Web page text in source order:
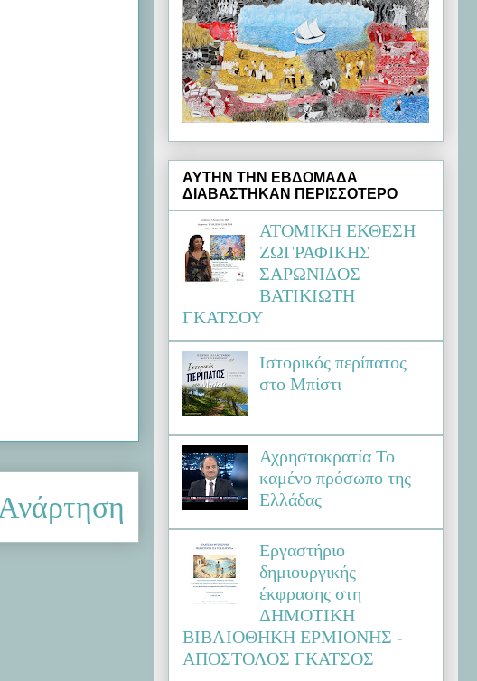
ΑΥΤΗΝ ΤΗΝ ΕΒΔΟΜΑΔΑ
ΔΙΑΒΑΣΤΗΚΑΝ ΠΕΡΙΣΣΟΤΕΡΟ
ΑΤΟΜΙΚΗ ΕΚΘΕΣΗ
ΖΩΓΡΑΦΙΚΗΣ
ΣΑΡΩΝΙΔΟΣ
ΒΑΤΙΚΙΩΤΗ
ΓΚΑΤΣΟΥ
Ιστορικός περίπατος
στο Μπίστι
Αχρηστοκρατία Το
καμένο πρόσωπο της
Ελλάδας
Εργαστήριο
δημιουργικής
έκφρασης στη
ΔΗΜΟΤΙΚΗ
ΒΙΒΛΙΟΘΗΚΗ ΕΡΜΙΟΝΗΣ -
ΑΠΟΣΤΟΛΟΣ ΓΚΑΤΣΟΣ